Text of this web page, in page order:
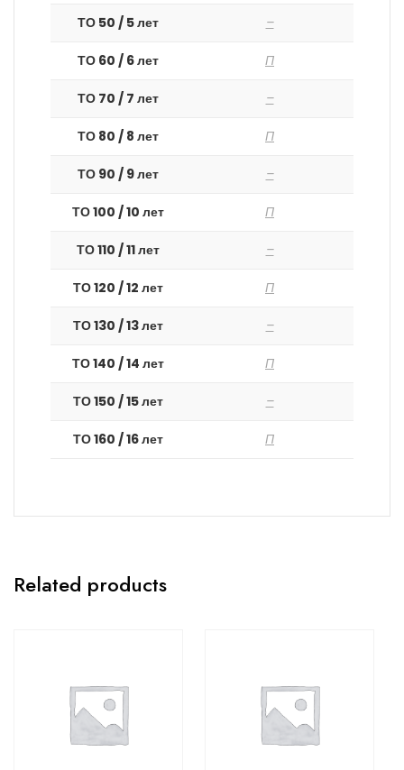
ТО 50 / 5 лет –
ТО 60 / 6 лет П
ТО 70 / 7 лет –
ТО 80 / 8 лет П
ТО 90 / 9 лет –
ТО 100 / 10 лет П
ТО 110 / 11 лет –
ТО 120 / 12 лет П
ТО 130 / 13 лет –
ТО 140 / 14 лет П
ТО 150 / 15 лет –
ТО 160 / 16 лет П
Related products